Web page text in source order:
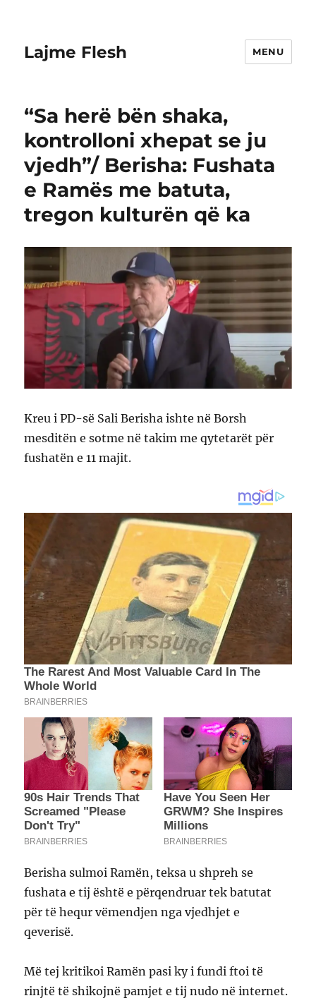
Lajme Flesh MENU
“Sa herë bën shaka,
kontrolloni xhepat se ju
vjedh”/ Berisha: Fushata
e Ramës me batuta,
tregon kulturën që ka
Kreu i PD-së Sali Berisha ishte në Borsh
mesditën e sotme në takim me qytetarët për
fushatën e 11 majit.
Berisha sulmoi Ramën, teksa u shpreh se
fushata e tij është e përqendruar tek batutat
për të hequr vëmendjen nga vjedhjet e
qeverisë.
Më tej kritikoi Ramën pasi ky i fundi ftoi të
rinjtë të shikojnë pamjet e tij nudo në internet.